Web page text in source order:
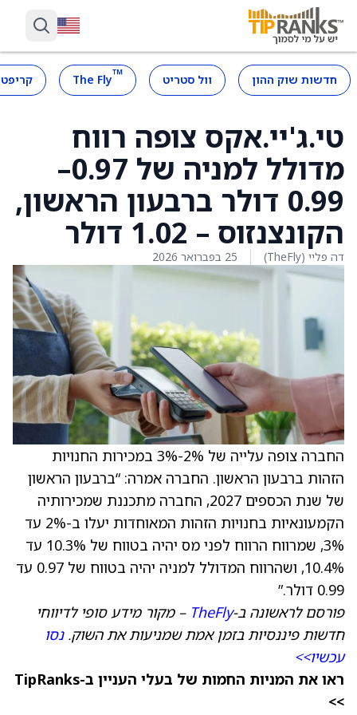
חדשות שוק ההון וול סטריט ™
The Fly
טי.ג'יי.אקס צופה רווח
מדולל למניה של 0.97–
0.99 דולר ברבעון הראשון,
הקונצנזוס – 1.02 דולר
דה פליי (TheFly) 25 בפברואר 2026
החברה צופה עלייה של 2%-3% במכירות החנויות
הזהות ברבעון הראשון. החברה אמרה: “ברבעון הראשון
של שנת הכספים 2027, החברה מתכננת שמכירותיה
הקמעונאיות בחנויות הזהות המאוחדות יעלו ב-2% עד
3%, שמרווח הרווח לפני מס יהיה בטווח של 10.3% עד
10.4%, ושהרווח המדולל למניה יהיה בטווח של 0.97 עד
0.99 דולר.”
פורסם לראשונה ב-TheFly – מקור מידע סופי לדיווחי
חדשות פיננסיות בזמן אמת שמניעות את השוק.נסו
עכשיו>>
ראו את המניות החמות של בעלי העניין ב-TipRanks
>>